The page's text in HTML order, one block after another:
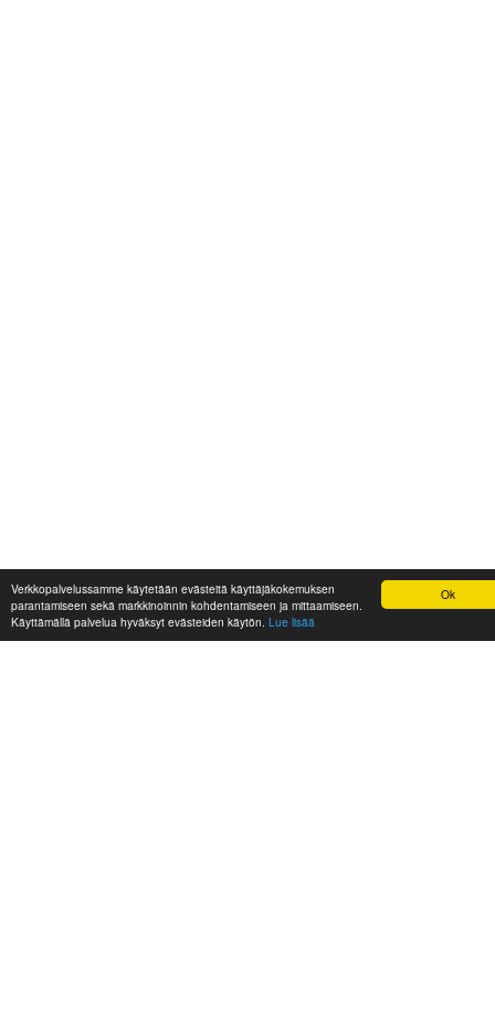
Ok
Verkkopalvelussamme käytetään evästeitä käyttäjäkokemuksen
parantamiseen sekä markkinoinnin kohdentamiseen ja mittaamiseen.
Käyttämällä palvelua hyväksyt evästeiden käytön. Lue lisää